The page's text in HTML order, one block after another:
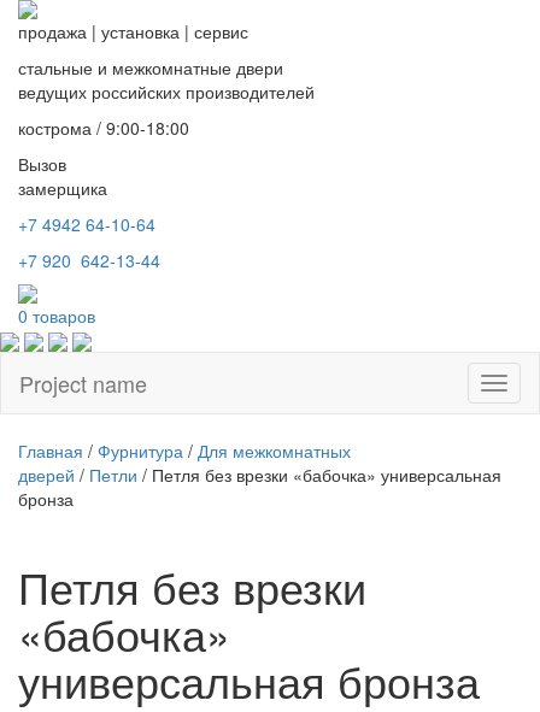
продажа | установка | сервис
стальные и межкомнатные двери
ведущих российских производителей
кострома / 9:00-18:00
Вызов
замерщика
+7 4942 64-10-64
+7 920 642-13-44
0 товаров
Project name
Главная / Фурнитура / Для межкомнатных
дверей / Петли / Петля без врезки «бабочка» универсальная
бронза
Петля без врезки
«бабочка»
универсальная бронза